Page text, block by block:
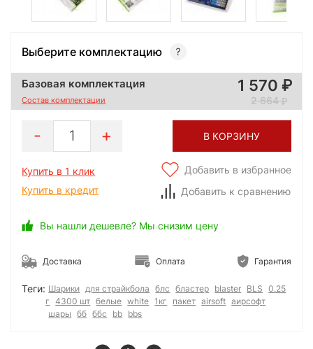
Выберите комплектацию
Базовая комплектация
Состав комплектации
1 570
2 664
1 В КОРЗИНУ
Купить в 1 клик
Купить в кредит
Добавить в избранное
Добавить к сравнению
Вы нашли дешевле? Мы снизим цену
Доставка Оплата Гарантия
Теги: Шарики для страйкбола блс бластер blaster BLS
0.25
г
4300 шт белые white 1кг пакет airsoft аирсофт
шары
бб ббс bb bbs